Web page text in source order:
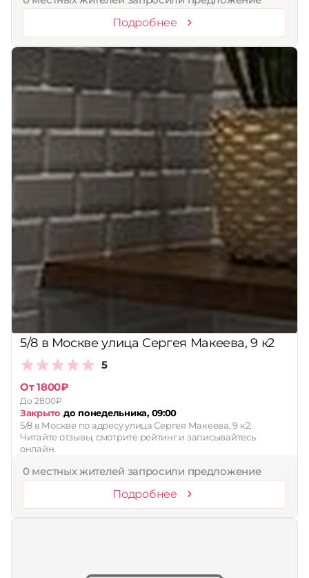
Подробнее
5/8 в Москве улица Сергея Макеева, 9 к2
5
От 1800₽
До 2800₽
Закрыто до понедельника, 09:00
5/8 в Москве по адресу улица Сергея Макеева, 9 к2.
Читайте отзывы, смотрите рейтинг и записывайтесь
онлайн.
0 местных жителей запросили предложение
Подробнее